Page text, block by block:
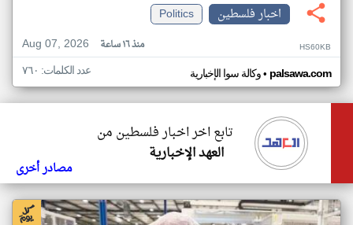
اخبار فلسطين
Politics
Aug 07, 2026
منذ ١٦ ساعة HS60KB
وكالة سوا الإخبارية• palsawa.com عدد الكلمات: ٧٦٠
تابع اخر اخبار فلسطين من
العهد الإخبارية
مصادر أخرى